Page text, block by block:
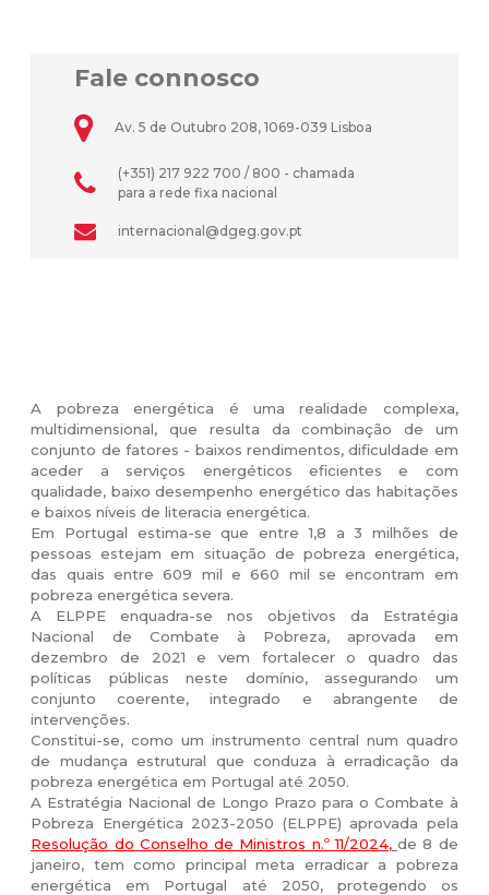
Fale connosco
Av. 5 de Outubro 208, 1069-039 Lisboa
(+351) 217 922 700 / 800 - chamada
para a rede fixa nacional
internacional@dgeg.gov.pt
A pobreza energética é uma realidade complexa,
multidimensional, que resulta da combinação de um
conjunto de fatores - baixos rendimentos, dificuldade em
aceder a serviços energéticos eficientes e com
qualidade, baixo desempenho energético das habitações
e baixos níveis de literacia energética.
Em Portugal estima-se que entre 1,8 a 3 milhões de
pessoas estejam em situação de pobreza energética,
das quais entre 609 mil e 660 mil se encontram em
pobreza energética severa.
A ELPPE enquadra-se nos objetivos da Estratégia
Nacional de Combate à Pobreza, aprovada em
dezembro de 2021 e vem fortalecer o quadro das
políticas públicas neste domínio, assegurando um
conjunto coerente, integrado e abrangente de
intervenções.
Constitui-se, como um instrumento central num quadro
de mudança estrutural que conduza à erradicação da
pobreza energética em Portugal até 2050.
A Estratégia Nacional de Longo Prazo para o Combate à
Pobreza Energética 2023-2050 (ELPPE) aprovada pela
Resolução do Conselho de Ministros n.º 11/2024, de 8 de
janeiro, tem como principal meta erradicar a pobreza
energética em Portugal até 2050, protegendo os